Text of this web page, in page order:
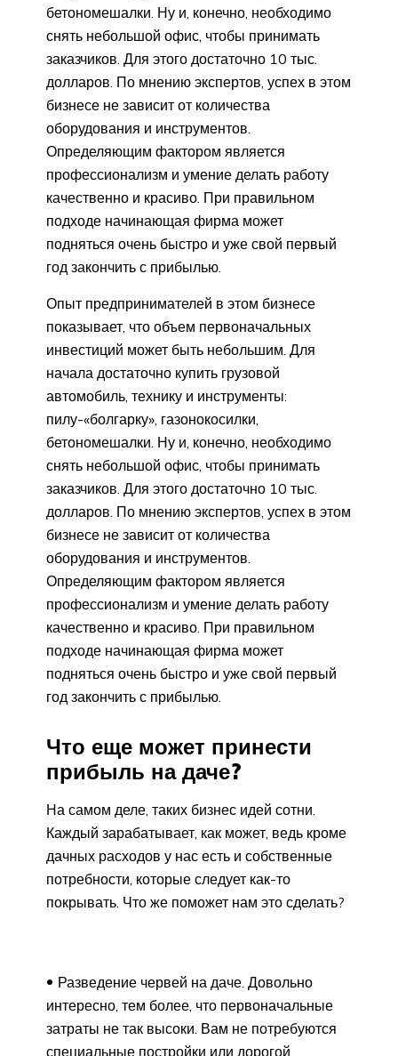
бетономешалки. Ну и, конечно, необходимо
снять небольшой офис, чтобы принимать
заказчиков. Для этого достаточно 10 тыс.
долларов. По мнению экспертов, успех в этом
бизнесе не зависит от количества
оборудования и инструментов.
Определяющим фактором является
профессионализм и умение делать работу
качественно и красиво. При правильном
подходе начинающая фирма может
подняться очень быстро и уже свой первый
год закончить с прибылью.
Опыт предпринимателей в этом бизнесе
показывает, что объем первоначальных
инвестиций может быть небольшим. Для
начала достаточно купить грузовой
автомобиль, технику и инструменты:
пилу-«болгарку», газонокосилки,
бетономешалки. Ну и, конечно, необходимо
снять небольшой офис, чтобы принимать
заказчиков. Для этого достаточно 10 тыс.
долларов. По мнению экспертов, успех в этом
бизнесе не зависит от количества
оборудования и инструментов.
Определяющим фактором является
профессионализм и умение делать работу
качественно и красиво. При правильном
подходе начинающая фирма может
подняться очень быстро и уже свой первый
год закончить с прибылью.
Что еще может принести
прибыль на даче?
На самом деле, таких бизнес идей сотни.
Каждый зарабатывает, как может, ведь кроме
дачных расходов у нас есть и собственные
потребности, которые следует как-то
покрывать. Что же поможет нам это сделать?
Разведение червей на даче. Довольно
интересно, тем более, что первоначальные
затраты не так высоки. Вам не потребуются
специальные постройки или дорогой